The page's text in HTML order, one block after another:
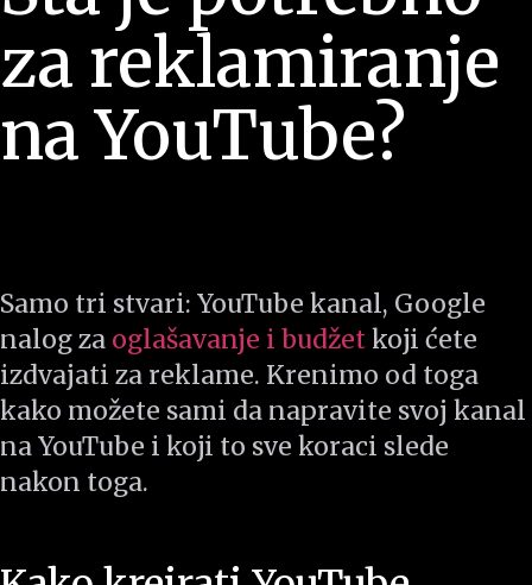
za reklamiranje
na YouTube?
Samo tri stvari: YouTube kanal, Google
nalog za oglašavanje i budžetkoji ćete
izdvajati za reklame. Krenimo od toga
kako možete sami da napravite svoj kanal
na YouTube i koji to sve koraci slede
nakon toga.